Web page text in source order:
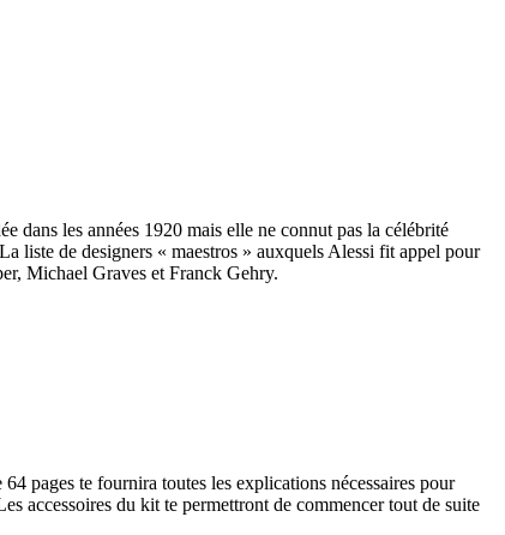
les années 1920 mais elle ne connut pas la célébrité
liste de designers « maestros » auxquels Alessi fit appel pour
Michael Graves et Franck Gehry.
pages te fournira toutes les explications nécessaires pour
accessoires du kit te permettront de commencer tout de suite